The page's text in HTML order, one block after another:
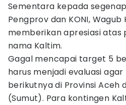
Sementara kepada segenap
Pengprov dan KONI, Wagub
memberikan apresiasi atas
nama Kaltim.
Gagal mencapai target 5
harus menjadi evaluasi
berikutnya di Provinsi Aceh
(Sumut). Para kontingen